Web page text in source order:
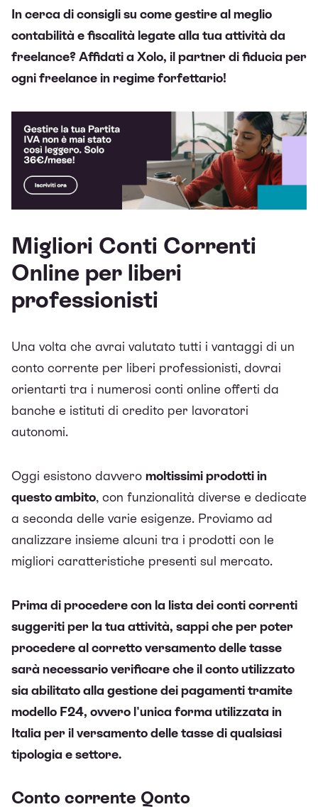
In cerca di consigli su come gestire al meglio
contabilità e fiscalità legate alla tua attività da
freelance? Affidati a Xolo, il partner di fiducia per
ogni freelance in regime forfettario!
Migliori Conti Correnti
Online per liberi
professionisti
Una volta che avrai valutato tutti i vantaggi di un
conto corrente per liberi professionisti, dovrai
orientarti tra i numerosi conti online offerti da
banche e istituti di credito per lavoratori
autonomi.
Oggi esistono davvero moltissimi prodotti in
questo ambito, con funzionalità diverse e dedicate
a seconda delle varie esigenze. Proviamo ad
analizzare insieme alcuni tra i prodotti con le
migliori caratteristiche presenti sul mercato.
Prima di procedere con la lista dei conti correnti
suggeriti per la tua attività, sappi che per poter
procedere al corretto versamento delle tasse
sarà necessario verificare che il conto utilizzato
sia abilitato alla gestione dei pagamenti tramite
modello F24, ovvero l'unica forma utilizzata in
Italia per il versamento delle tasse di qualsiasi
tipologia e settore.
Conto corrente Qonto